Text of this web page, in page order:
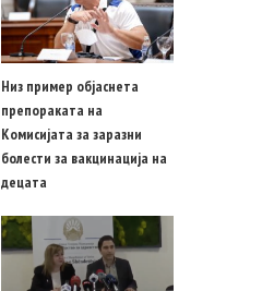
Низ пример објаснета
препораката на
Комисијата за заразни
болести за вакцинација на
децата